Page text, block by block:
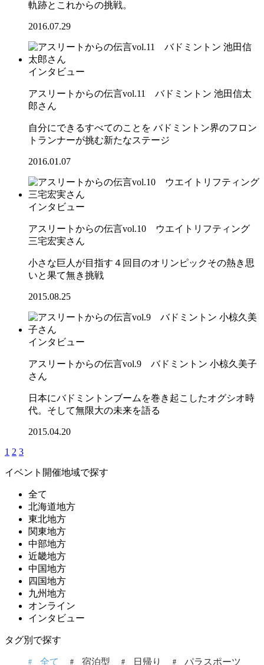
軌跡とこれからの挑戦。
2016.07.29
インタビュー
アスリートからの伝言vol.11 バドミントン 池田信太
郎さん
自分にできるすべてのことを バドミントン界のフロン
トランナーが挑む新たなステージ
2016.01.07
インタビュー
アスリートからの伝言vol.10 ウエイトリフティング
三宅宏実さん
小さな巨人が目指す４回目のオリンピックその熱き思
いと果て無き挑戦
2015.08.25
インタビュー
アスリートからの伝言vol.9 バドミントン 小椋久美子
さん
日本にバドミントンブームを巻き起こしたオグシオ時
代。そして無限大の未来を語る
2015.04.20
1 2 3
イベント開催地域で探す
全て
北海道地方
東北地方
関東地方
中部地方
近畿地方
中国地方
四国地方
九州地方
オンライン
インタビュー
タグ別で探す
全て 宿泊型 日帰り
パラスポーツ